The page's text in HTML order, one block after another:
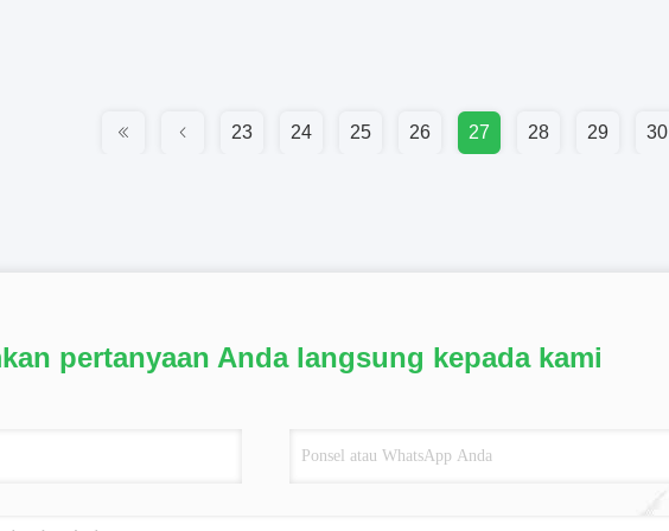
23 24 25 26 27 28 29 30
pertanyaan Anda langsung kepada kami